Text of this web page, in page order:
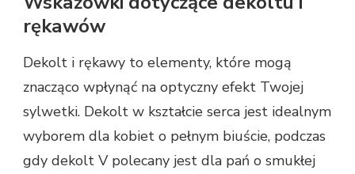
rękawów
Dekolt i rękawy to elementy, które mogą
znacząco wpłynąć na optyczny efekt Twojej
sylwetki. Dekolt w kształcie serca jest idealnym
wyborem dla kobiet o pełnym biuście, podczas
gdy dekolt V polecany jest dla pań o smukłej